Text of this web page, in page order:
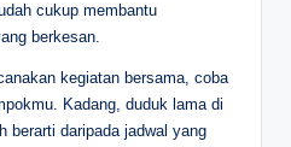
cukup membantu
berkesan.
kegiatan bersama, coba
Kadang, duduk lama di
berarti daripada jadwal yang